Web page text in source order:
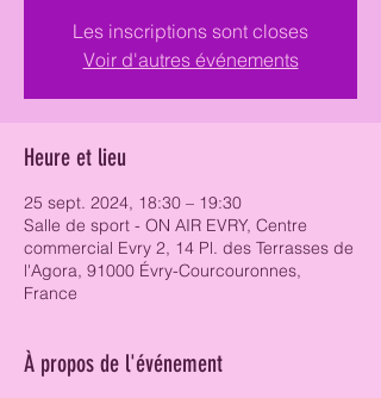
Les inscriptions sont closes
Voir d'autres événements
Heure et lieu
25 sept. 2024, 18:30 – 19:30
Salle de sport - ON AIR EVRY, Centre
commercial Evry 2, 14 Pl. des Terrasses de
l'Agora, 91000 Évry-Courcouronnes,
France
À propos de l'événement